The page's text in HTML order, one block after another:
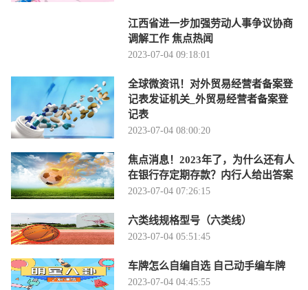
江西省进一步加强劳动人事争议协商
调解工作 焦点热闻
2023-07-04 09:18:01
全球微资讯！对外贸易经营者备案登
记表发证机关_外贸易经营者备案登
记表
2023-07-04 08:00:20
焦点消息！2023年了，为什么还有人
在银行存定期存款？内行人给出答案
2023-07-04 07:26:15
六类线规格型号（六类线）
2023-07-04 05:51:45
车牌怎么自编自选 自己动手编车牌
2023-07-04 04:45:55